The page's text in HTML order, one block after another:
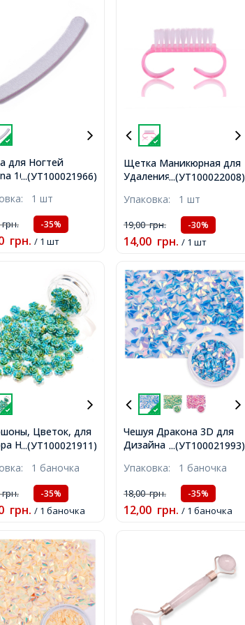
...(УТ100021966)
для Ногтей
100/180, 2-х
Цвет:
1 шт
грн. -35%
грн. / 1 шт
...(УТ100022008)
Щетка Маникюрная для
Удаления Пыли
6.5х3.5см, Цвет:
Упаковка: 1 шт
19,00грн. -30%
14,00 грн. / 1 шт
...(УТ100021911)
Цветок, для
Ногтей, Размер:
Бирюзовый, около
баночка,
1 баночка
грн. -35%
грн. / 1 баночка
...(УТ100021993)
Чешуя Дракона 3D для
Дизайна Ногтей,
Васильковый, около 1г/
Упаковка: 1 баночка
18,00грн. -35%
12,00 грн. / 1 баночка